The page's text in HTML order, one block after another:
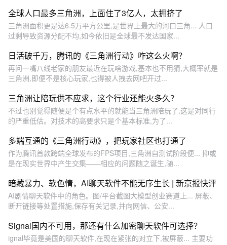
全球人口最多三角洲，上面住了3亿人，太拥挤了
三角洲面积更是达6.5万平方公里,是世界上最大的河口三角... 人口
过剩导致资源分配不均,如今依旧是全球最不发达国家...
日活破千万，腾讯的《三角洲行动》咋这么火啊？
再问一嘴八线老家的朋友最近在玩啥游戏,基本也不用猜,大概率就是
三角洲,即便不是核心玩家,也得被人拽去网吧开过...
三角洲让陪玩供不应求，这个行业还能火多久？
不过也别觉得随便是个有点水平的就能当三角洲陪玩了,这是对同行
的严重低估。对技术的高要求只是个基本标准,为了...
多端互通的《三角洲行动》，把玩家社区也打通了
作为腾讯首款跨端全球发布的FPS项目,三角洲自测试阶段便... 抑或
是在现实世界中产生交集——相应的问题随之诞生,随...
暗藏暴力、软色情，AI聊天软件不能无序生长 | 新京报快评
AI剧情聊天软件中的角色。图/平台截图大模型创业赛道上... 屏蔽、
断开链接等处置措施,保存有关记录,并向网信、公安...
Signal国内不可用，那还有什么加密聊天软件可选择？
ignal毕竟是美国的聊天软件,在现在紧张的对立下,被屏蔽... 主要功